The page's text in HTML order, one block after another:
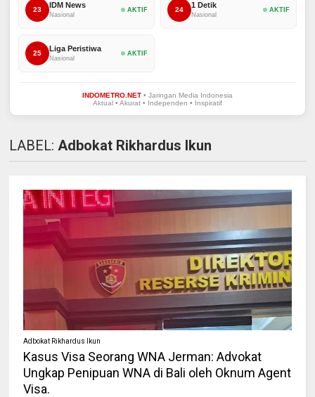
23
IDM News
Nasional
AKTIF 24
1 Detik
Nasional
AKTIF
25
Liga Peristiwa
Nasional
AKTIF
INDOMETRO.NET• Jaringan Media Indonesia
Aktual • Akurat • Independen • Inspiratif
LABEL: Adbokat Rikhardus Ikun
Adbokat Rikhardus Ikun
Kasus Visa Seorang WNA Jerman: Advokat
Ungkap Penipuan WNA di Bali oleh Oknum Agent
Visa.